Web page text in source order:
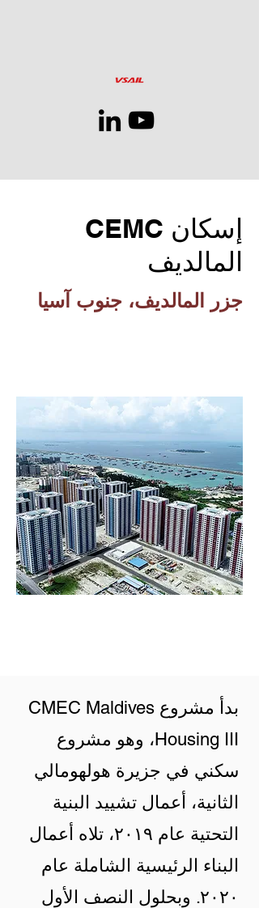
إسكان CEMC
المالديف
جزر المالديف، جنوب آسيا
بدأ مشروع CMEC Maldives
Housing III، وهو مشروع
سكني في جزيرة هولهومالي
الثانية، أعمال تشييد البنية
التحتية عام ٢٠١٩، تلاه أعمال
البناء الرئيسية الشاملة عام
٢٠٢٠. وبحلول النصف الأول